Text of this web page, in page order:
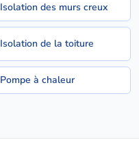
Isolation des murs creux
Isolation de la toiture
Pompe à chaleur